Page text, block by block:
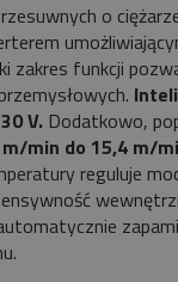
o
zakres funkcji
V. Dodatkowo,
min do 15,4 m/
reguluje